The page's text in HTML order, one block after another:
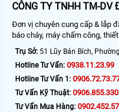
CÔNG TY TNHH TM-DV
Đơn vị chuyên cung cấp & lắp
báo cháy, máy chấm công,
Trụ Sở: 51 Lũy Bán Bích,
Hotline Tư Vấn: 0938.11.23.99
Hotline Tư Vấn 1:
Tư Vấn Kỹ Thuật: 0906.855.330
Tư Vấn Mua Hàng: